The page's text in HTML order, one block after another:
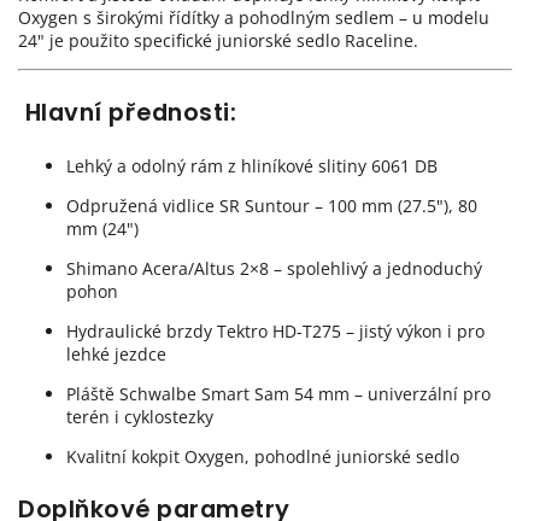
Oxygen s širokými řídítky a pohodlným sedlem – u modelu
24" je použito specifické juniorské sedlo Raceline.
Hlavní přednosti:
Lehký a odolný rám z hliníkové slitiny 6061 DB
Odpružená vidlice SR Suntour – 100 mm (27.5"), 80
mm (24")
Shimano Acera/Altus 2×8 – spolehlivý a jednoduchý
pohon
Hydraulické brzdy Tektro HD-T275 – jistý výkon i pro
lehké jezdce
Pláště Schwalbe Smart Sam 54 mm – univerzální pro
terén i cyklostezky
Kvalitní kokpit Oxygen, pohodlné juniorské sedlo
Doplňkové parametry